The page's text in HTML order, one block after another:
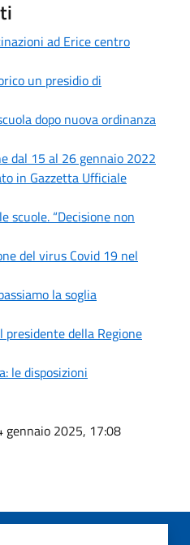
ad Erice centro
un presidio di
dopo nuova ordinanza
dal 15 al 26 gennaio 2022
in Gazzetta Ufficiale
scuole. “Decisione non
del virus Covid 19 nel
la soglia
presidente della Regione
le disposizioni
gennaio 2025, 17:08